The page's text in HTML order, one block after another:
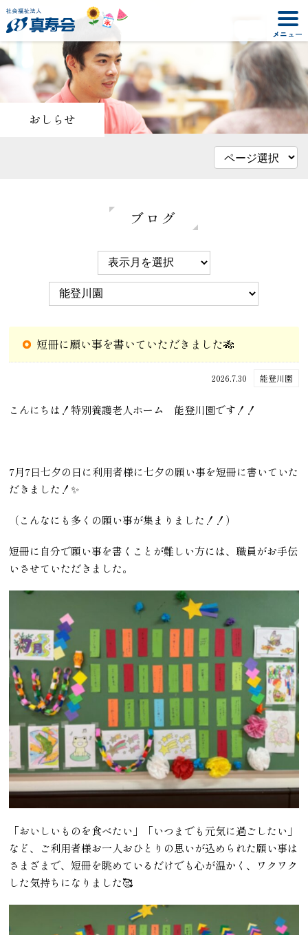
おしらせ
ブログ
短冊に願い事を書いていただきました🎋
2026.7.30 能登川園
こんにちは！特別養護老人ホーム 能登川園です！！
7月7日七夕の日に利用者様に七夕の願い事を短冊に書いていた
だきました！✨
（こんなにも多くの願い事が集まりました！！）
短冊に自分で願い事を書くことが難しい方には、職員がお手伝
いさせていただきました。
「おいしいものを食べたい」「いつまでも元気に過ごしたい」
など、ご利用者様お一人おひとりの思いが込められた願い事は
さまざまで、短冊を眺めているだけでも心が温かく、ワクワク
した気持ちになりました🥰